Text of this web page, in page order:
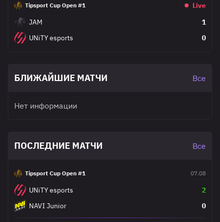
Tipsport Cup Open #1
Live
JAM
1
UNiTY esports
0
БЛИЖАЙШИЕ МАТЧИ Все
Нет информации
ПОСЛЕДНИЕ МАТЧИ Все
Tipsport Cup Open #1 07.08
UNiTY esports
2
NAVI Junior
0